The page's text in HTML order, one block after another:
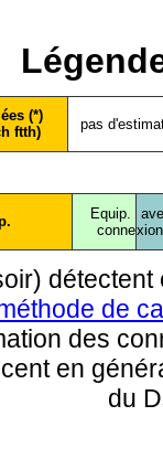
(*)
ftth)
pas
Equip.
conne
de
des
en
du